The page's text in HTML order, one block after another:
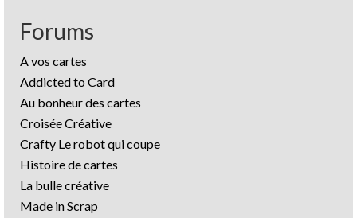
Forums
A vos cartes
Addicted to Card
Au bonheur des cartes
Croisée Créative
Crafty Le robot qui coupe
Histoire de cartes
La bulle créative
Made in Scrap